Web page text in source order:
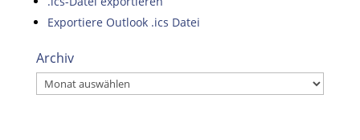
Exportiere Outlook .ics Datei
Archiv
Archiv